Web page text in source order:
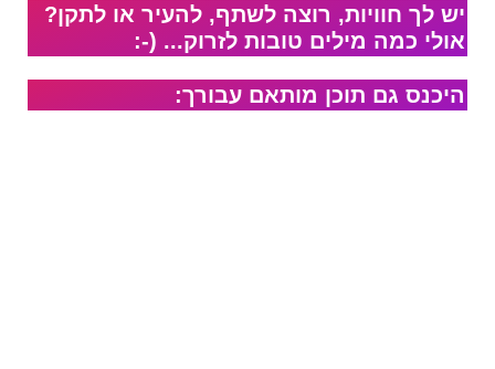
יש לך חוויות, רוצה לשתף, להעיר או לתקן?
אולי כמה מילים טובות לזרוק... (-:
היכנס גם תוכן מותאם עבורך: